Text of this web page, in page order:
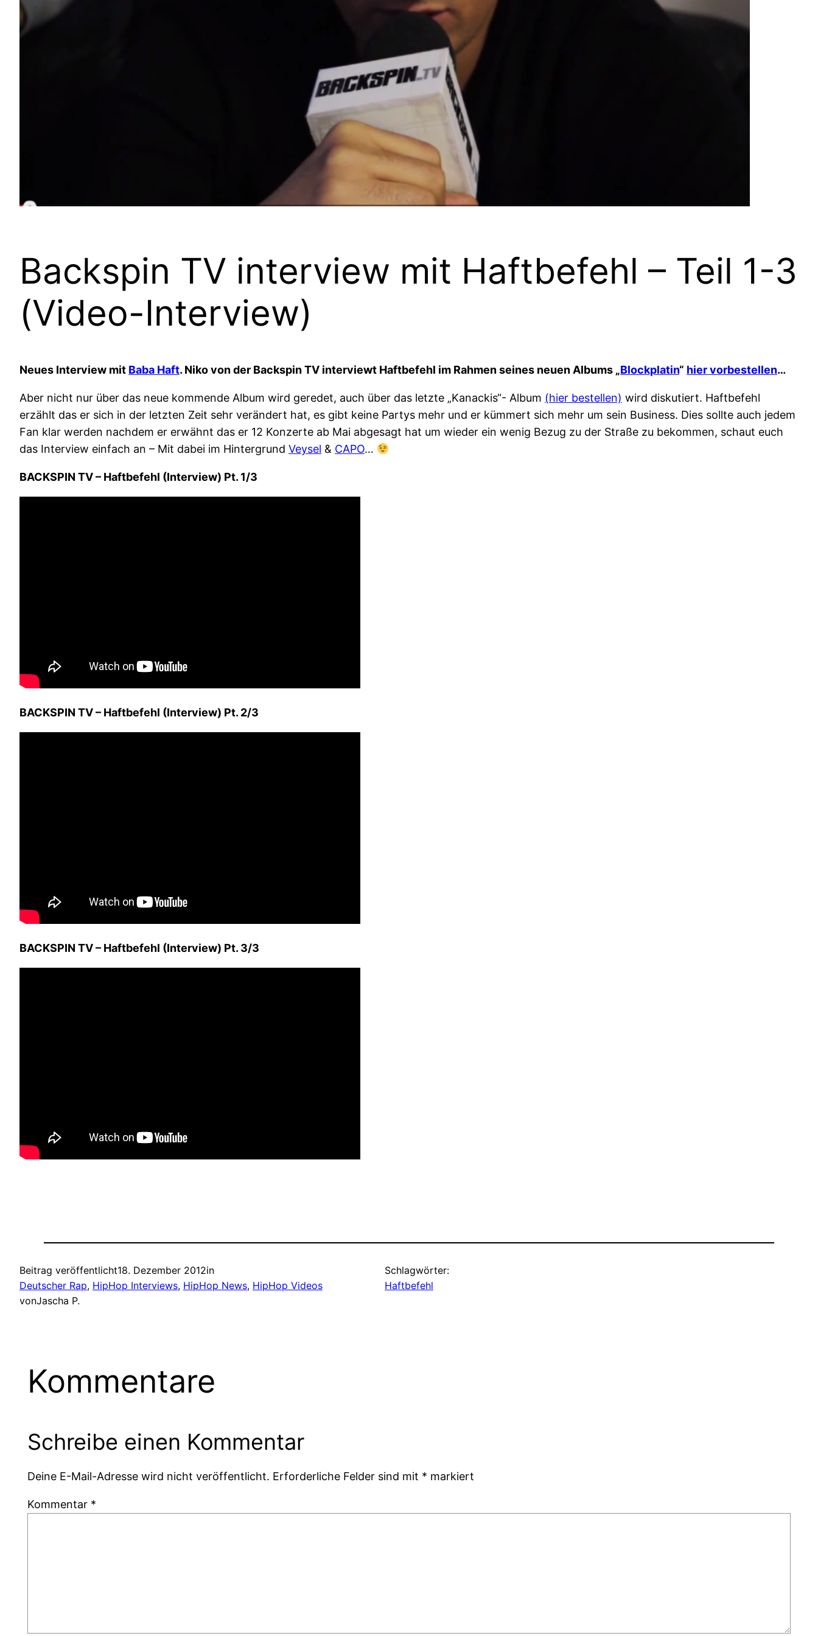
Backspin TV interview mit Haftbefehl – Teil 1-3
(Video-Interview)
Neues Interview mit Baba Haft. Niko von der Backspin TV interviewt Haftbefehl im Rahmen seines neuen Albums „Blockplatin“ hier vorbestellen…
Aber nicht nur über das neue kommende Album wird geredet, auch über das letzte „Kanackis“- Album (hier bestellen) wird diskutiert. Haftbefehl
erzählt das er sich in der letzten Zeit sehr verändert hat, es gibt keine Partys mehr und er kümmert sich mehr um sein Business. Dies sollte auch jedem
Fan klar werden nachdem er erwähnt das er 12 Konzerte ab Mai abgesagt hat um wieder ein wenig Bezug zu der Straße zu bekommen, schaut euch
das Interview einfach an – Mit dabei im Hintergrund Veysel & CAPO…
BACKSPIN TV – Haftbefehl (Interview) Pt. 1/3
BACKSPIN TV – Haftbefehl (Interview) Pt. 2/3
BACKSPIN TV – Haftbefehl (Interview) Pt. 3/3
Beitrag veröffentlicht18. Dezember 2012in
Deutscher Rap, HipHop Interviews, HipHop News, HipHop Videos
vonJascha P.
Schlagwörter:
Haftbefehl
Kommentare
Schreibe einen Kommentar
Deine E-Mail-Adresse wird nicht veröffentlicht. Erforderliche Felder sind mit * markiert
Kommentar *